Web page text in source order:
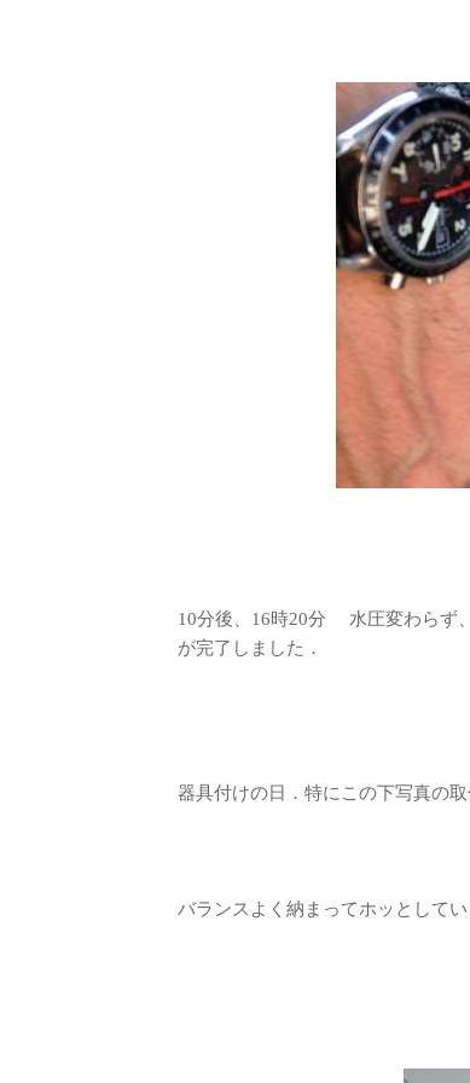
10分後、16時20分 水圧変わらず
が完了しました．
器具付けの日．特にこの下写真の
バランスよく納まってホッとしてい